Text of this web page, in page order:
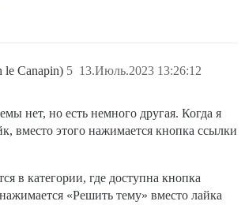
le Canapin) 13.Июль.2023 13:26:12
5
нет, но есть немного другая. Когда я
вместо этого нажимается кнопка ссылки
в категории, где доступна кнопка
«Решить тему» вместо лайка